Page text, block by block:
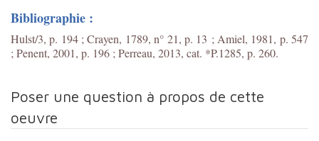
Bibliographie :
Hulst/3, p. 194 ; Crayen, 1789, n° 21, p. 13 ; Amiel, 1981, p. 547
; Penent, 2001, p. 196 ; Perreau, 2013, cat. *P.1285, p. 260.
Poser une question à propos de cette
oeuvre